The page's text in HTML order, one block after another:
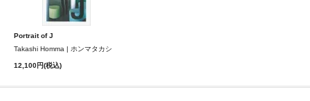
Portrait of J
Takashi Homma | ホンマタカシ
12,100円(税込)